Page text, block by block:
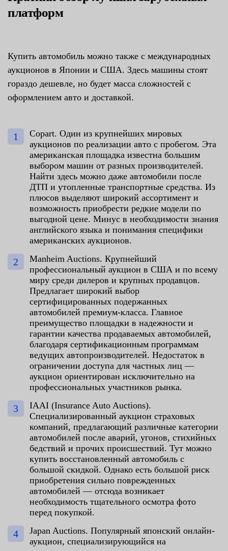
платформ
Купить автомобиль можно также с международных
аукционов в Японии и США. Здесь машины стоят
гораздо дешевле, но будет масса сложностей с
оформлением авто и доставкой.
Copart. Один из крупнейших мировых
аукционов по реализации авто с пробегом. Эта
американская площадка известна большим
выбором машин от разных производителей.
Найти здесь можно даже автомобили после
ДТП и утопленные транспортные средства. Из
плюсов выделяют широкий ассортимент и
возможность приобрести редкие модели по
выгодной цене. Минус в необходимости знания
английского языка и понимания специфики
американских аукционов.
Manheim Auctions. Крупнейший
профессиональный аукцион в США и по всему
миру среди дилеров и крупных продавцов.
Предлагает широкий выбор
сертифицированных подержанных
автомобилей премиум-класса. Главное
преимущество площадки в надежности и
гарантии качества продаваемых автомобилей,
благодаря сертификационным программам
ведущих автопроизводителей. Недостаток в
ограничении доступа для частных лиц —
аукцион ориентирован исключительно на
профессиональных участников рынка.
IAAI (Insurance Auto Auctions).
Специализированный аукцион страховых
компаний, предлагающий различные категории
автомобилей после аварий, угонов, стихийных
бедствий и прочих происшествий. Тут можно
купить восстановленный автомобиль с
большой скидкой. Однако есть большой риск
приобретения сильно поврежденных
автомобилей — отсюда возникает
необходимость тщательного осмотра фото
перед покупкой.
Japan Auctions. Популярный японский онлайн-
аукцион, специализирующийся на